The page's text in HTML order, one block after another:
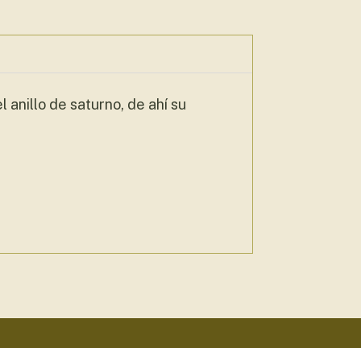
anillo de saturno, de ahí su